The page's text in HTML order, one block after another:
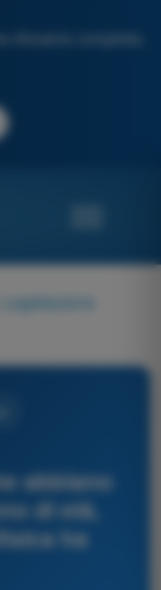
d'esame completa,
Legislazione
abbiano
di età,
ha